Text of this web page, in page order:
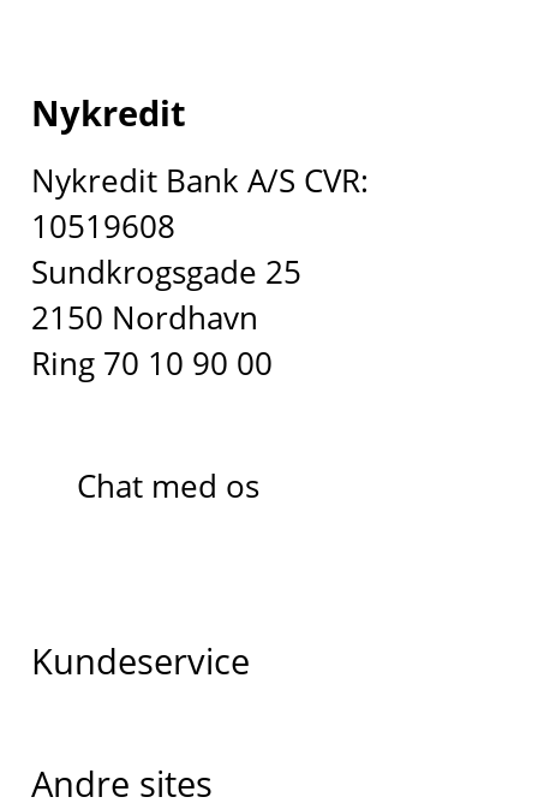
Nykredit
Nykredit Bank A/S CVR:
10519608
Sundkrogsgade 25
2150 Nordhavn
Ring 70 10 90 00
Chat med os
Kundeservice
Andre sites